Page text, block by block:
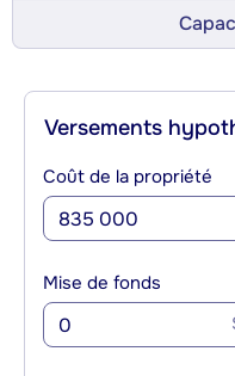
Versements
Coût de la propriété
Mise de fonds